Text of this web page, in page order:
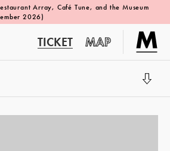
Array, Café Tune, and the Museum
2026)
TICKET MAP